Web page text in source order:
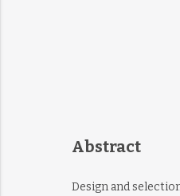
Abstract
Design and